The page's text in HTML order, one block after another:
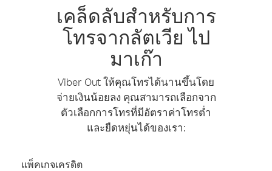
เคล็ดลับสำหรับการ
โทรจากลัตเวีย ไป
มาเก๊า
Viber Out ให้คุณโทรได้นานขึ้นโดย
จ่ายเงินน้อยลง คุณสามารถเลือกจาก
ตัวเลือกการโทรที่มีอัตราค่าโทรต่ำ
และยืดหยุ่นได้ของเรา:
แพ็คเกจเครดิต